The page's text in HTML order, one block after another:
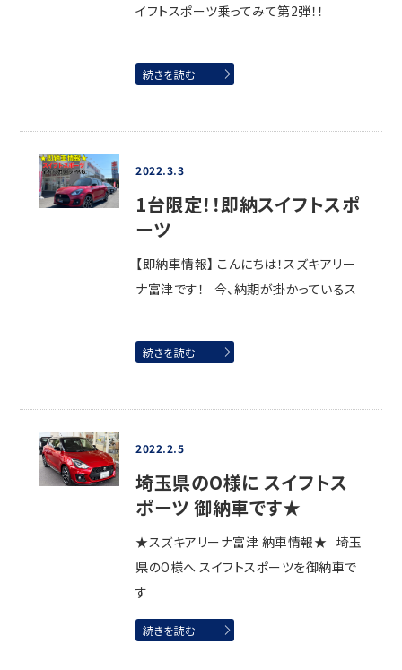
イフトスポーツ乗ってみて第2弾！！
続きを読む
2022.3.3
1台限定！！即納スイフトスポ
ーツ
【即納車情報】 こんにちは！スズキアリー
ナ富津です！ 今、納期が掛かっているス
続きを読む
2022.2.5
埼玉県のO様に スイフトス
ポーツ 御納車です★
★スズキアリーナ富津 納車情報★ 埼玉
県のO様へ スイフトスポーツを御納車で
す
続きを読む